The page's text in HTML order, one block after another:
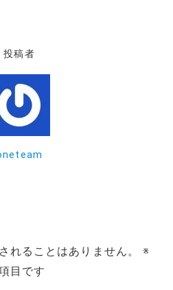
投稿者
れることはありません。
※
目です